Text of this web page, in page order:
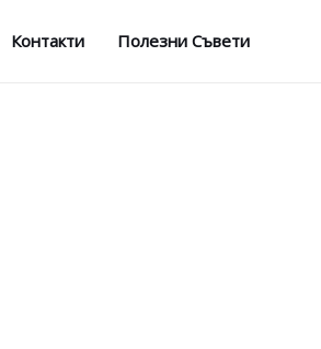
Контакти Полезни Съвети